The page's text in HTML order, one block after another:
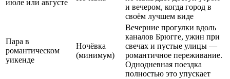
июле или августе
и вечером, когда город в
своём лучшем виде
Пара в
романтическом
уикенде
Ночёвка
(минимум)
Вечерние прогулки вдоль
каналов Брюгге, ужин при
свечах и пустые улицы —
романтичное переживание.
Однодневная поездка
полностью это упускает